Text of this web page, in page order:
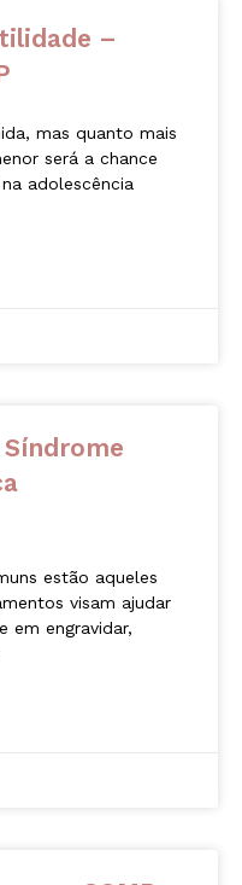
–
mas quanto mais
será a chance
adolescência
estão aqueles
visam ajudar
em engravidar,